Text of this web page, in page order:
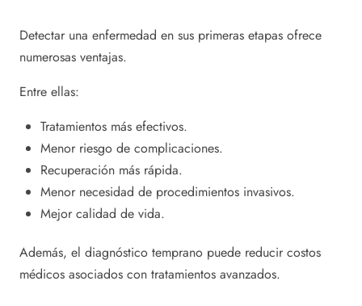
Detectar una enfermedad en sus primeras etapas ofrece
numerosas ventajas.
Entre ellas:
Tratamientos más efectivos.
Menor riesgo de complicaciones.
Recuperación más rápida.
Menor necesidad de procedimientos invasivos.
Mejor calidad de vida.
Además, el diagnóstico temprano puede reducir costos
médicos asociados con tratamientos avanzados.